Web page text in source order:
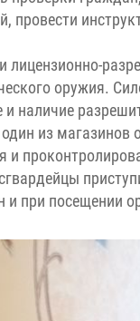
провести
лицензионно-
оружия.
и наличие
из
и
при посещении